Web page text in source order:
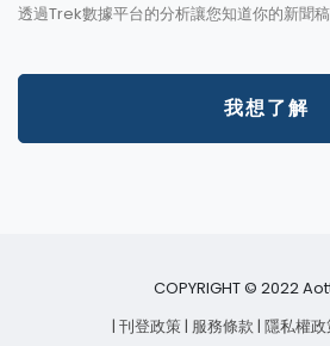
透過Trek數據平台的分析讓您知道你的新聞
我想了解
COPYRIGHT © 2022
| 刊登政策| 服務條款 | 隱私權